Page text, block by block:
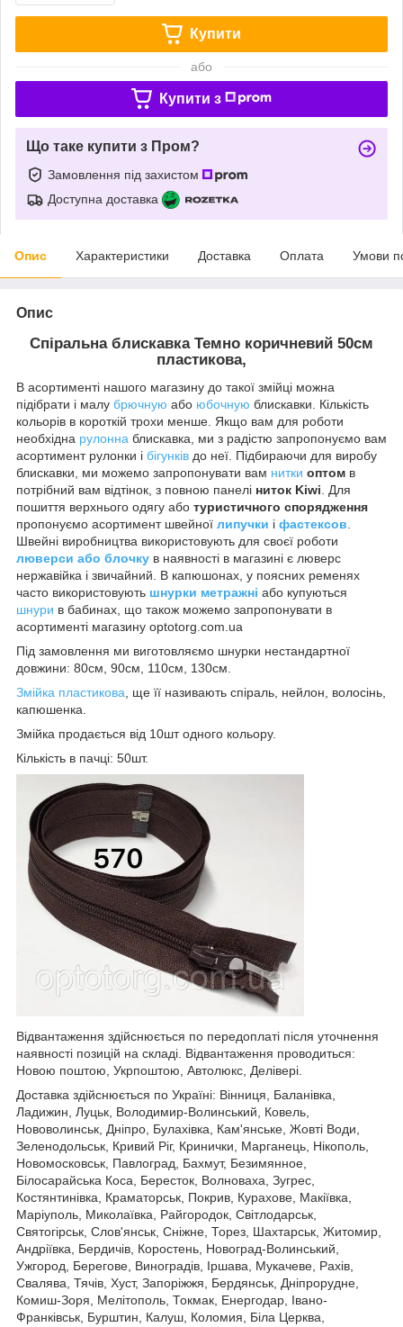
Купити
або
Купити з
Що таке купити з Пром?
Замовлення під захистом
Доступна доставка
Опис Характеристики Доставка Оплата Умови
Опис
Спіральна блискавка Темно коричневий 50см
пластикова,
В асортименті нашого магазину до такої змійці можна
підібрати і малу брючную або юбочную блискавки. Кількість
кольорів в короткій трохи менше. Якщо вам для роботи
необхідна рулонна блискавка, ми з радістю запропонуємо вам
асортимент рулонки і бігунків до неї. Підбираючи для виробу
блискавки, ми можемо запропонувати вам нитки оптом в
потрібний вам відтінок, з повною панелі ниток Kiwi . Для
пошиття верхнього одягу або туристичного спорядження
пропонуємо асортимент швейної липучки і фастексов
Швейні виробництва використовують для своєї роботи
люверси або блочку в наявності в магазині є люверс
нержавійка і звичайний. В капюшонах, у поясних ременях
часто використовують шнурки метражні або купуються
шнури в бабинах, що також можемо запропонувати в
асортименті магазину optotorg.com.ua
Під замовлення ми виготовляємо шнурки нестандартної
довжини: 80см, 90см, 110см, 130см.
Змійка пластикова , ще її називають спіраль, нейлон, волосінь,
капюшенка.
Змійка продається від 10шт одного кольору.
Кількість в пачці: 50шт.
Відвантаження здійснюється по передоплаті після уточнення
наявності позицій на складі. Відвантаження проводиться:
Новою поштою, Укрпоштою, Автолюкс, Делівері.
Доставка здійснюється по Україні: Вінниця, Баланівка,
Ладижин, Луцьк, Володимир-Волинський, Ковель,
Нововолинськ, Дніпро, Булахівка, Кам'янське, Жовті Води,
Зеленодольськ, Кривий Ріг, Кринички, Марганець, Нікополь,
Новомосковськ, Павлоград, Бахмут, Безимянное,
Білосарайська Коса, Бересток, Волноваха, Зугрес,
Костянтинівка, Краматорськ, Покрив, Курахове, Макіївка,
Маріуполь, Миколаївка, Райгородок, Світлодарськ,
Святогірськ, Слов'янськ, Сніжне, Торез, Шахтарськ, Житомир,
Андріївка, Бердичів, Коростень, Новоград-Волинський,
Ужгород, Берегове, Виноградів, Іршава, Мукачеве, Рахів,
Свалява, Тячів, Хуст, Запоріжжя, Бердянськ, Дніпрорудне,
Комиш-Зоря, Мелітополь, Токмак, Енергодар, Івано-
Франківськ, Бурштин, Калуш, Коломия, Біла Церква,